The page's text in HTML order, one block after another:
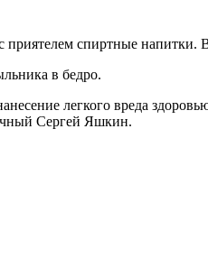
спиртные напитки.
в бедро.
легкого вреда
Сергей Яшкин.